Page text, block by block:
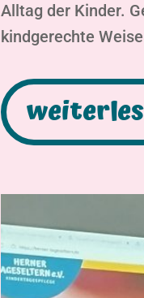
Alltag der Kinder.
kindgerechte